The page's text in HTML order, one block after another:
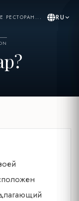
RU
РЕСТОРАН...